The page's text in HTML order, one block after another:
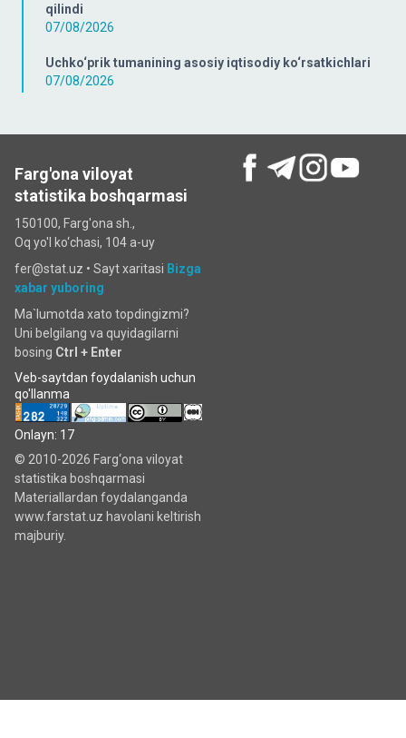
qilindi
07/08/2026
Uchko‘prik tumanining asosiy iqtisodiy ko‘rsatkichlari
07/08/2026
Farg'ona viloyat
statistika boshqarmasi
150100, Farg'ona sh.,
Oq yo'l ko‘chаsi, 104 a-uy
fer@stat.uz • Sayt xaritasi Bizga
xabar yuboring
Ma`lumotda xato topdingizmi?
Uni belgilang va quyidagilarni
bosing Ctrl + Enter
Veb-saytdan foydalanish uchun
qo'llanma
Onlayn: 17
© 2010-2026 Farg‘ona viloyat
statistika boshqarmasi
Materiallardan foydalanganda
www.farstat.uz havolani keltirish
majburiy.